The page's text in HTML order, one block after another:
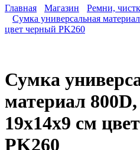
Главная Магазин
Ремни,
Сумка универсальная
цвет черный PK260
Сумка
материал
19х14х9 см
PK260